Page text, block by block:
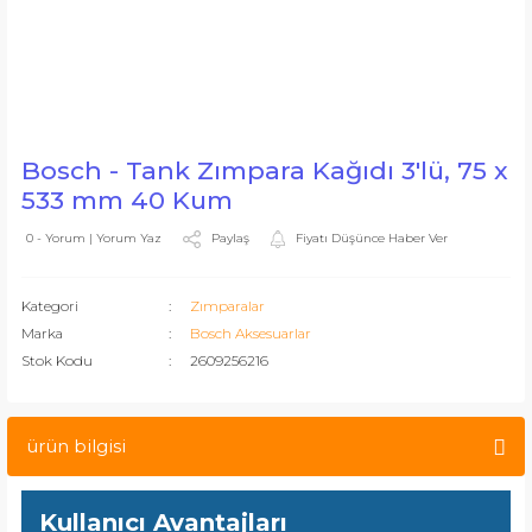
Bosch - Tank Zımpara Kağıdı 3'lü, 75 x
533 mm 40 Kum
0 - Yorum | Yorum Yaz Paylaş Fiyatı Düşünce Haber Ver
Kategori
Zımparalar
Marka
Bosch Aksesuarlar
Stok Kodu
2609256216
ürün bilgisi
Kullanıcı Avantajları